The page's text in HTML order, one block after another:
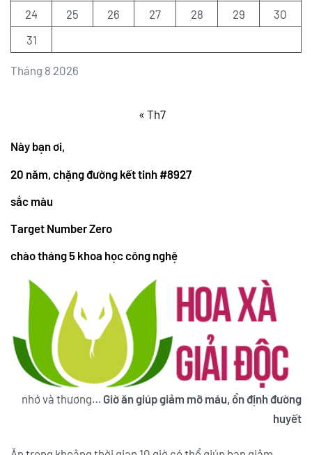
Tháng 8 2026
24
25 26 27 28 29
30
31
« Th7
Này bạn ơi,
20 năm, chặng đường kết tinh #8927
sắc màu
Target Number Zero
chào tháng 5 khoa học công nghệ
nhớ và thương… Giờ ăn giúp giảm mỡ máu, ổn định đường
huyết